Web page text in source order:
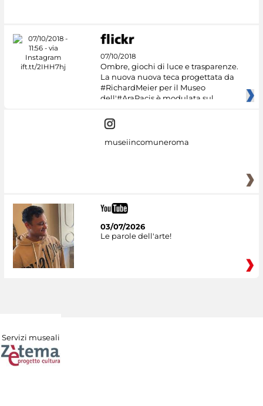
07/10/2018
Ombre, giochi di luce e trasparenze.
La nuova nuova teca progettata da
#RichardMeier per il Museo
dell'#AraPacis è modulata sul
museiincomuneroma
03/07/2026
Le parole dell'arte!
Servizi museali